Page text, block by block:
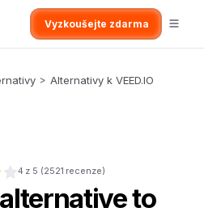
Vyzkoušejte zdarma
> Alternativy k VEED.IO
4 z 5 (2521 recenze)
to